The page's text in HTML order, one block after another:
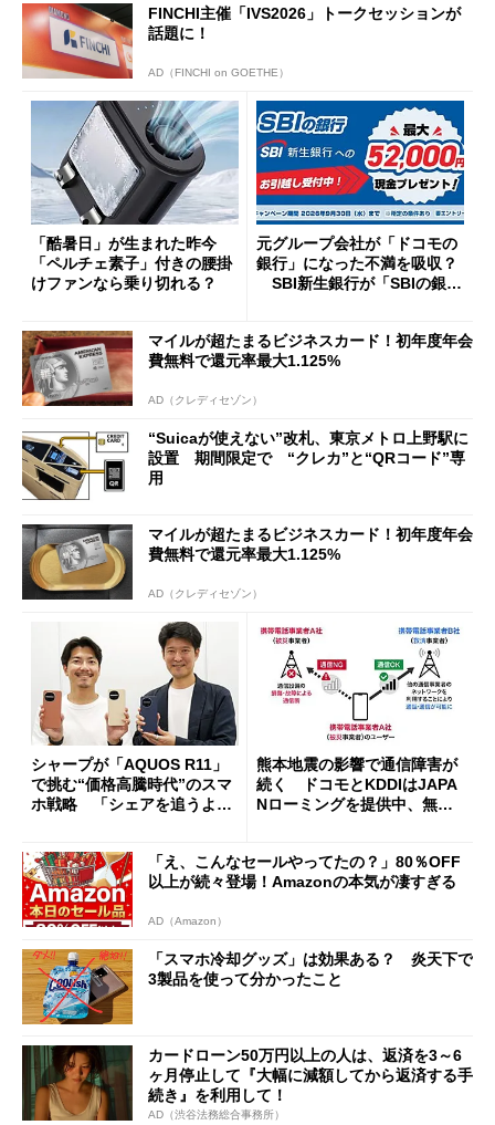
FINCHI主催「IVS2026」トークセッションが
話題に！
AD（FINCHI on GOETHE）
「酷暑日」が生まれた昨今
「ペルチェ素子」付きの腰掛
けファンなら乗り切れる？
元グループ会社が「ドコモの
銀行」になった不満を吸収？
SBI新生銀行が「SBIの銀
開催
マイルが超たまるビジネスカード！初年度年会
費無料で還元率最大1.125%
AD（クレディセゾン）
“Suicaが使えない”改札、東京メトロ上野駅に
設置 期間限定で “クレカ”と“QRコード”専
用
マイルが超たまるビジネスカード！初年度年会
費無料で還元率最大1.125%
AD（クレディセゾン）
シャープが「AQUOS R11」
で挑む“価格高騰時代”のスマ
ホ戦略 「シェアを追うより
熊本地震の影響で通信障害が
続く ドコモとKDDIはJAPA
Nローミングを提供中、無料
「え、こんなセールやってたの？」80％OFF
以上が続々登場！Amazonの本気が凄すぎる
AD（Amazon）
「スマホ冷却グッズ」は効果ある？ 炎天下で
3製品を使って分かったこと
カードローン50万円以上の人は、返済を3～6
ヶ月停止して『大幅に減額してから返済する手
続き』を利用して！
AD（渋谷法務総合事務所）